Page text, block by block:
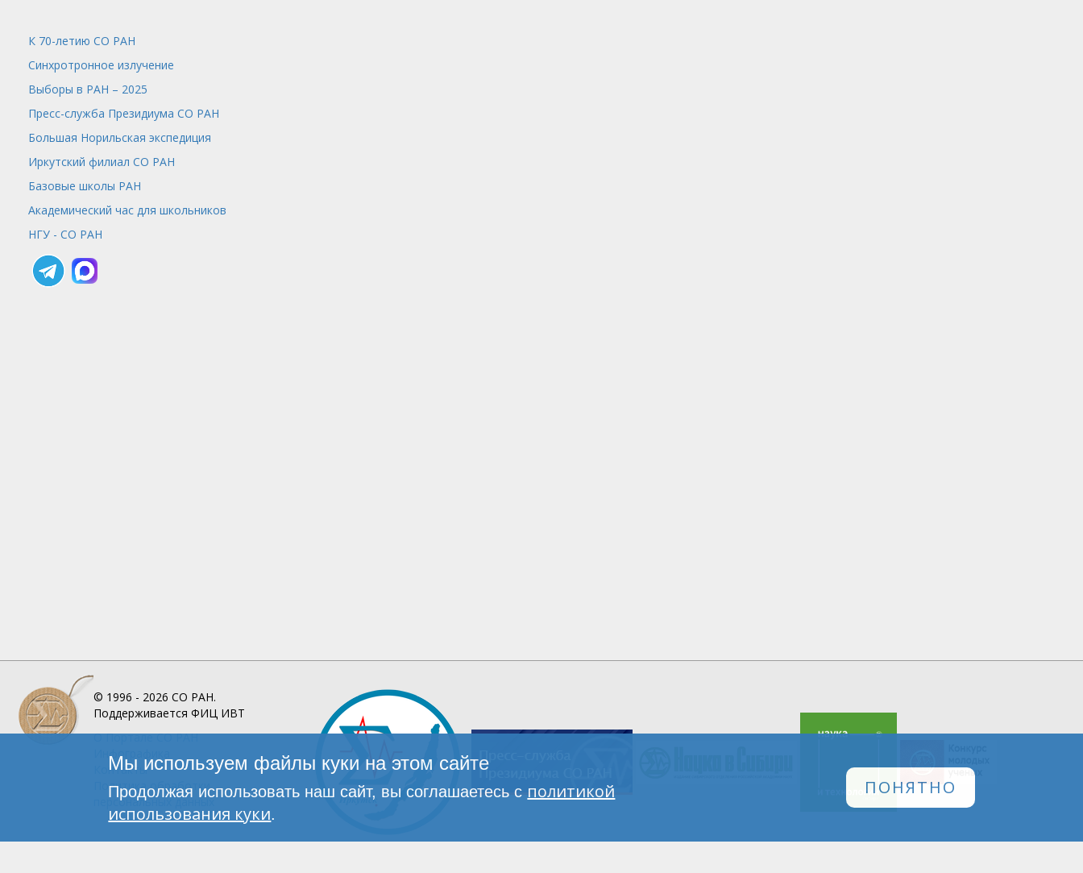
К 70-летию СО РАН
Синхротронное излучение
Выборы в РАН – 2025
Пресс-служба Президиума СО РАН
Большая Норильская экспедиция
Иркутский филиал СО РАН
Базовые школы РАН
Академический час для школьников
НГУ - СО РАН
© 1996 - 2026 СО РАН.
Поддерживается ФИЦ ИВТ
О ПорталеСО РАН
Инфографика
Контакты
Политика обработки
персональных данных
Мы используем файлы куки на этом сайте
Продолжая использовать наш сайт, вы соглашаетесь с политикой
использования куки.
ПОНЯТНО